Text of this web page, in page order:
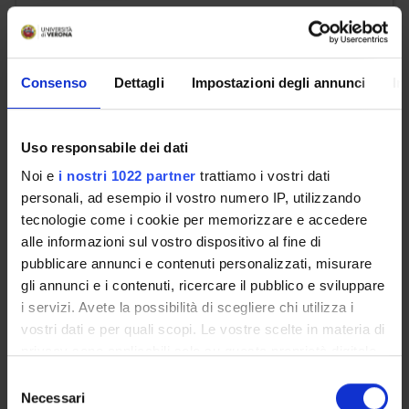
Consenso Dettagli Impostazioni degli annunci
Uso responsabile dei dati
Noi e i nostri 1022 partner trattiamo i vostri dati
personali, ad esempio il vostro numero IP, utilizzando
tecnologie come i cookie per memorizzare e accedere
alle informazioni sul vostro dispositivo al fine di
pubblicare annunci e contenuti personalizzati, misurare
gli annunci e i contenuti, ricercare il pubblico e sviluppare
i servizi. Avete la possibilità di scegliere chi utilizza i
vostri dati e per quali scopi. Le vostre scelte in materia di
modificare o revocare il proprio consenso in qualsiasi
delNecessari
emailrosanna gorris univr it
phone+39 045802 8324
Hartle Sharon
email sharon hartle univr it
phone+39 045802 8259